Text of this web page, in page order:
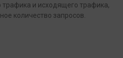
и исходящего трафика,
количество запросов.